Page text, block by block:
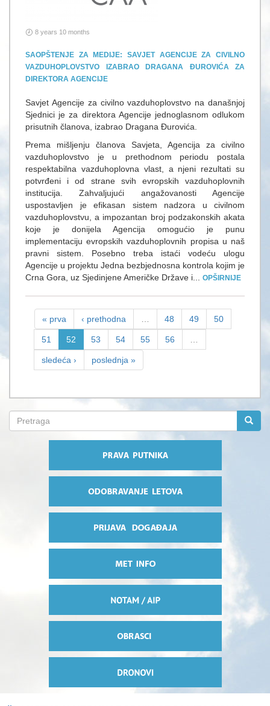
8 years 10 months
SAOPŠTENJE ZA MEDIJE: SAVJET AGENCIJE ZA CIVILNO
VAZDUHOPLOVSTVO IZABRAO DRAGANA ĐUROVIĆA ZA
DIREKTORA AGENCIJE
Savjet Agencije za civilno vazduhoplovstvo na današnjoj
Sjednici je za direktora Agencije jednoglasnom odlukom
prisutnih članova, izabrao Dragana Đurovića.
Prema mišljenju članova Savjeta, Agencija za civilno
vazduhoplovstvo je u prethodnom periodu postala
respektabilna vazduhoplovna vlast, a njeni rezultati su
potvrđeni i od strane svih evropskih vazduhoplovnih
institucija. Zahvaljujući angažovanosti Agencije
uspostavljen je efikasan sistem nadzora u civilnom
vazduhoplovstvu, a impozantan broj podzakonskih akata
koje je donijela Agencija omogućio je punu
implementaciju evropskih vazduhoplovnih propisa u naš
pravni sistem. Posebno treba istaći vodeću ulogu
Agencije u projektu Jedna bezbjednosna kontrola kojim je
Crna Gora, uz Sjedinjene Američke Države i... OPŠIRNIJE
« prva ‹ prethodna 48 49 50
51 52 53 54 55 56
sledeća › poslednja »
Search